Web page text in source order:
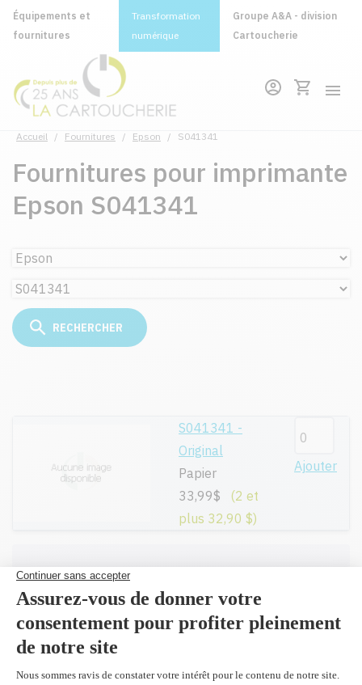
Équipements et
fournitures
Transformation
numérique
Groupe A&A - division
Cartoucherie
Accueil / Fournitures / Epson / S041341
Fournitures pour imprimante
Epson S041341
S041341 -
Original
Papier
33,99$
(2 et
plus 32,90 $)
Ajouter
Toutes nos cartouches réusinées sont
garanties.